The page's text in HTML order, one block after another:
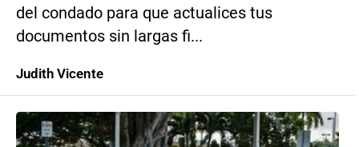
del condado para que actualices tus
documentos sin largas fi...
Judith Vicente